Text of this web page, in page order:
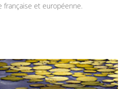
française et européenne.